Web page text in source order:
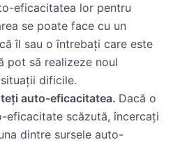
eficacitatea lor pentru
se poate face cu un
îl sau o întrebați care este
pot să realizeze noul
dificile.
auto-eficacitatea. Dacă o
eficacitate scăzută, încercați
dintre sursele auto-